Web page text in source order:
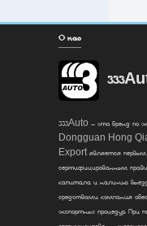
О нас
333Auto — это бренд по
Dongguan Hong
Export является первым
сертифицированным
капитала и наличию
средствами компания
экспортных процедур. При